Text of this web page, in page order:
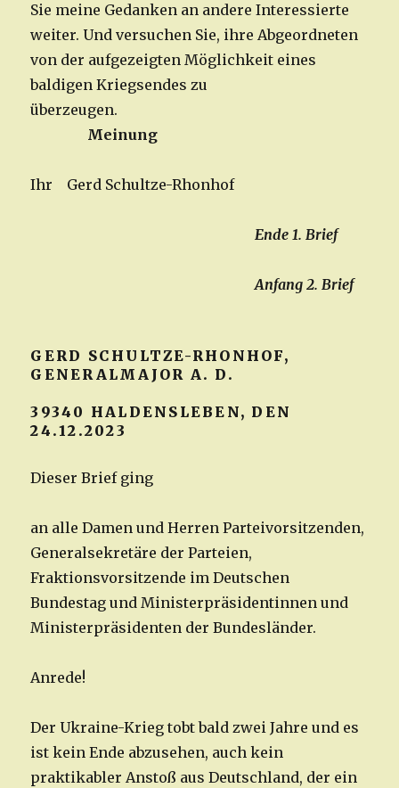
Sie meine Gedanken an andere Interessierte
weiter. Und versuchen Sie, ihre Abgeordneten
von der aufgezeigten Möglichkeit eines
baldigen Kriegsendes zu
überzeugen.
Meinung
Ihr Gerd Schultze-Rhonhof
Ende 1. Brief
Anfang 2. Brief
GERD SCHULTZE-RHONHOF,
GENERALMAJOR A. D.
39340 HALDENSLEBEN, DEN
24.12.2023
Dieser Brief ging
an alle Damen und Herren Parteivorsitzenden,
Generalsekretäre der Parteien,
Fraktionsvorsitzende im Deutschen
Bundestag und Ministerpräsidentinnen und
Ministerpräsidenten der Bundesländer.
Anrede!
Der Ukraine-Krieg tobt bald zwei Jahre und es
ist kein Ende abzusehen, auch kein
praktikabler Anstoß aus Deutschland, der ein